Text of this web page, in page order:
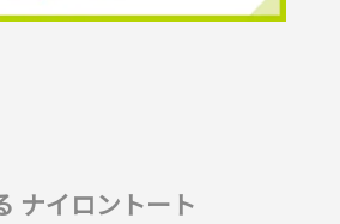
ナイロントート